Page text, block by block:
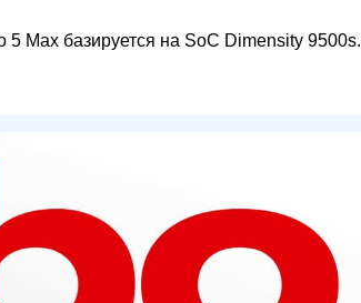
Max базируется на SoC Dimensity 9500s.